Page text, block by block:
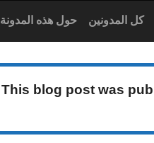
كل المدونين حول هذه المدونة
This blog post was